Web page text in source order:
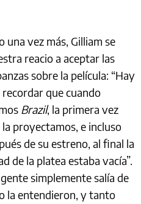
una vez más, Gilliam se
reacio a aceptar las
sobre la película: “Hay
recordar que cuando
Brazil, la primera vez
la proyectamos, e incluso
de su estreno, al final la
de la platea estaba vacía”.
gente simplemente salía de
la entendieron, y tanto